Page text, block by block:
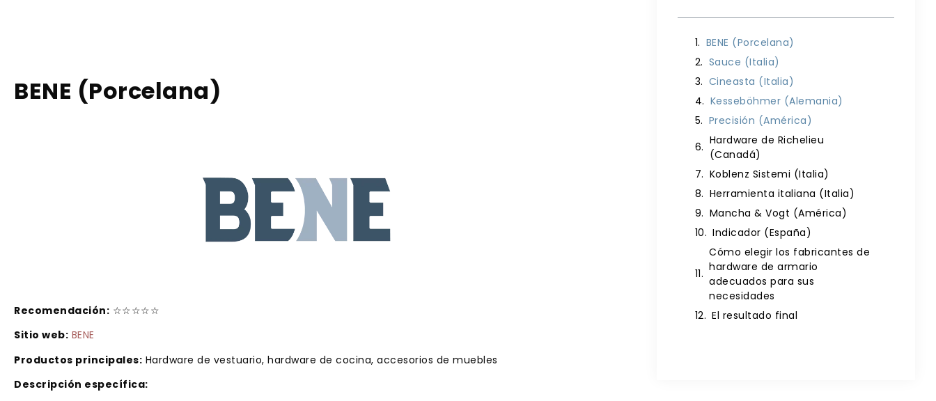
BENE (Porcelana)
Recomendación: ☆☆☆☆☆
Sitio web: BENE
Productos principales: Hardware de vestuario, hardware de cocina, accesorios de muebles
Descripción específica:
BENE (Porcelana)
Sauce (Italia)
Cineasta (Italia)
Kesseböhmer (Alemania)
Precisión (América)
Hardware de Richelieu
(Canadá)
Koblenz Sistemi (Italia)
Herramienta italiana (Italia)
Mancha & Vogt (América)
Indicador (España)
Cómo elegir los fabricantes de
hardware de armario
adecuados para sus
necesidades
El resultado final